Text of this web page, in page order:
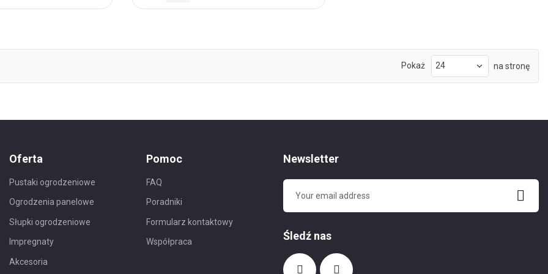
Pokaż na stronę
Oferta
Pustaki ogrodzeniowe
Ogrodzenia panelowe
Słupki ogrodzeniowe
Impregnaty
Akcesoria
Pomoc
FAQ
Poradniki
Formularz kontaktowy
Współpraca
Newsletter
Śledź nas